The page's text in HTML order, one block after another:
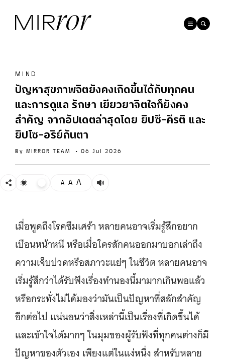
MIND
ปัญหาสุขภาพจิตยังคงเกิดขึ้นได้กับทุกคน
และการดูแล รักษา เยียวยาจิตใจก็ยังคง
สำคัญ จากอัปเดตล่าสุดโดย ยิปซี-คีรติ และ
ยิปโซ-อริย์กันตา
By MIRROR TEAM • 06 Jul 2026
A A A
เมื่อพูดถึงโรคซึมเศร้า หลายคนอาจเริ่มรู้สึกอยาก
เบือนหน้าหนี หรือเมื่อใครสักคนออกมาบอกเล่าถึง
ความเจ็บปวดหรือสภาวะแย่ๆ ในชีวิต หลายคนอาจ
เริ่มรู้สึกว่าได้รับฟังเรื่องทำนองนี้มามากเกินพอแล้ว
หรือกระทั่งไม่ได้มองว่ามันเป็นปัญหาที่สลักสำคัญ
อีกต่อไป แน่นอนว่าสิ่งเหล่านี้เป็นเรื่องที่เกิดขึ้นได้
และเข้าใจได้มากๆ ในมุมของผู้รับฟังที่ทุกคนต่างก็มี
ปัญหาของตัวเอง เพียงแต่ในแง่หนึ่ง สำหรับหลาย